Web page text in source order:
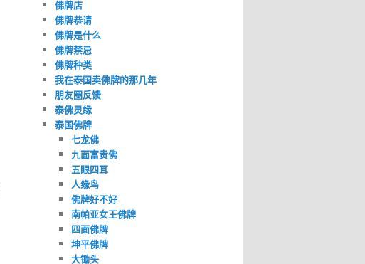
佛牌店
佛牌恭请
佛牌是什么
佛牌禁忌
佛牌种类
我在泰国卖佛牌的那几年
朋友圈反馈
泰佛灵缘
泰国佛牌
七龙佛
九面富贵佛
五眼四耳
人缘鸟
佛牌好不好
南帕亚女王佛牌
四面佛牌
坤平佛牌
大锄头